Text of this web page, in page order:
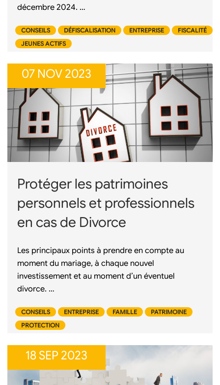
décembre 2024. …
CONSEILS DÉFISCALISATION ENTREPRISE
FISCALITÉ
JEUNES ACTIFS
07 NOV 2023
Protéger les patrimoines
personnels et professionnels
en cas de Divorce
Les principaux points à prendre en compte au
moment du mariage, à chaque nouvel
investissement et au moment d’un éventuel
divorce. …
CONSEILS ENTREPRISE FAMILLE
PATRIMOINE
PROTECTION
18 SEP 2023